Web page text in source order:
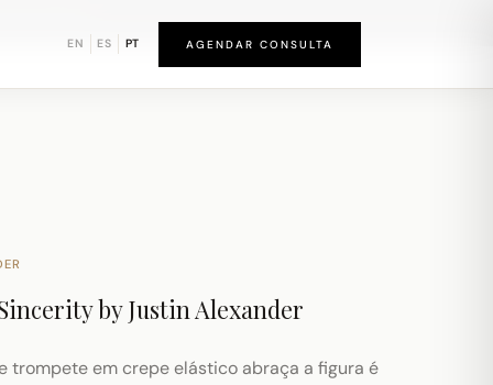
EN ES PT AGENDAR CONSULTA
by Justin Alexander
trompete em crepe elástico abraça a figura é